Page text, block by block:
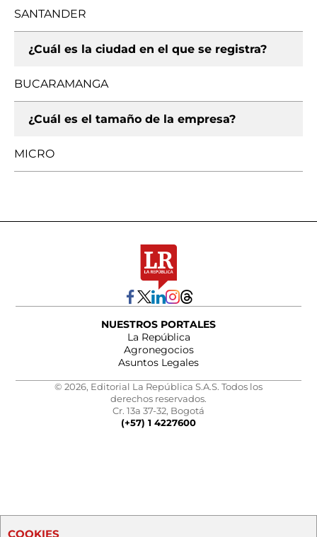
SANTANDER
¿Cuál es la ciudad en el que se registra?
BUCARAMANGA
¿Cuál es el tamaño de la empresa?
MICRO
NUESTROS PORTALES
La República
Agronegocios
Asuntos Legales
© 2026, Editorial La República S.A.S. Todos los
derechos reservados.
Cr. 13a 37-32, Bogotá
(+57) 1 4227600
COOKIES